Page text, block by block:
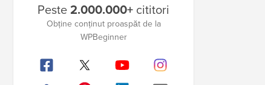
laterală
Peste2.000.000+ cititori
Obține conținut proaspăt de la
WPBeginner